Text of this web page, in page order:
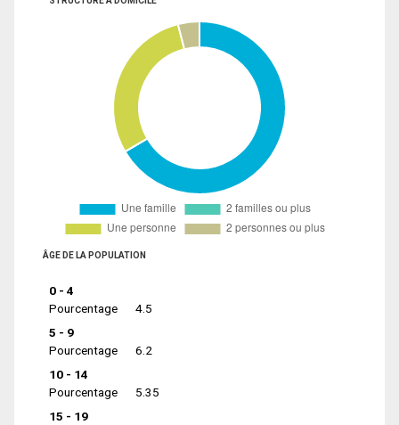
ÂGE DE LA POPULATION
0 - 4
Pourcentage
4.5
5 - 9
Pourcentage
6.2
10 - 14
Pourcentage
5.35
15 - 19